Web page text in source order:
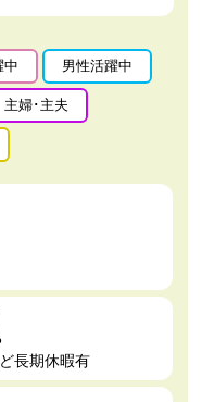
中 男性活躍中
主婦･主夫
長期休暇有